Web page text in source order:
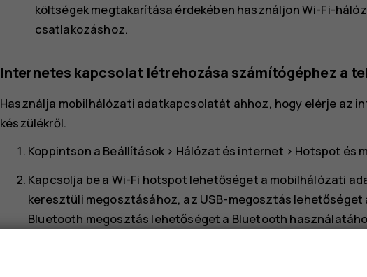
költségek megtakarítása érdekében használjon Wi-Fi-
csatlakozáshoz.
Internetes kapcsolat létrehozása számítógéphez a
Használja mobilhálózati adatkapcsolatát ahhoz, hogy elérje az
készülékről.
Koppintson a Beállítások> Hálózat és internet > Hotspot és
Kapcsolja be a Wi-Fi hotspot lehetőséget a mobilhálózati
keresztüli megosztásához, az USB-megosztás lehetőséget
Bluetooth megosztás lehetőséget a Bluetooth
lehetőséget, ha vezetékes USB Ethernet kapcsolatot
A másik eszközön az adatátvitel az Ön által használt